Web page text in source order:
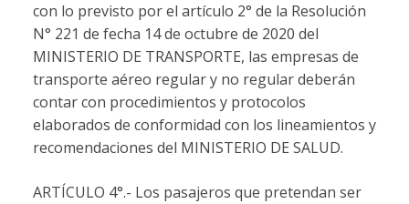
con lo previsto por el artículo 2° de la Resolución
N° 221 de fecha 14 de octubre de 2020 del
MINISTERIO DE TRANSPORTE, las empresas de
transporte aéreo regular y no regular deberán
contar con procedimientos y protocolos
elaborados de conformidad con los lineamientos y
recomendaciones del MINISTERIO DE SALUD.
ARTÍCULO 4°.- Los pasajeros que pretendan ser